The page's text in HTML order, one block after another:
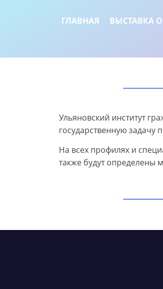
ГЛАВНАЯ ВЫСТАВКА
Ульяновский институт
государственную задачу
На всех профилях и
также будут определены